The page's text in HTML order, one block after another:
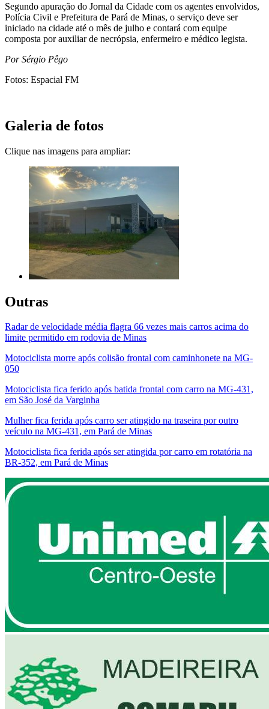
Segundo apuração do Jornal da Cidade com os agentes envolvidos,
Polícia Civil e Prefeitura de Pará de Minas, o serviço deve ser
iniciado na cidade até o mês de julho e contará com equipe
composta por auxiliar de necrópsia, enfermeiro e médico legista.
Por Sérgio Pêgo
Fotos: Espacial FM
Galeria de fotos
Clique nas imagens para ampliar:
Outras
Radar de velocidade média flagra 66 vezes mais carros acima do
limite permitido em rodovia de Minas
Motociclista morre após colisão frontal com caminhonete na MG-
050
Motociclista fica ferido após batida frontal com carro na MG-431,
em São José da Varginha
Mulher fica ferida após carro ser atingido na traseira por outro
veículo na MG-431, em Pará de Minas
Motociclista fica ferida após ser atingida por carro em rotatória na
BR-352, em Pará de Minas